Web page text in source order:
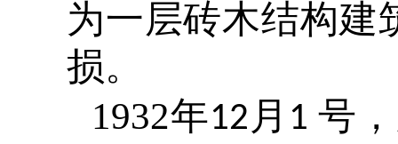
为一层砖木结构建
损。
1932年12 月 1 号